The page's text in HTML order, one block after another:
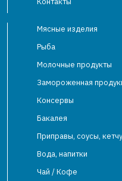
Мясные изделия
Рыба
Молочные продукты
Замороженная
Консервы
Бакалея
Приправы, соусы,
Вода, напитки
Чай / Кофе